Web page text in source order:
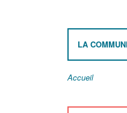
LA
Accueil